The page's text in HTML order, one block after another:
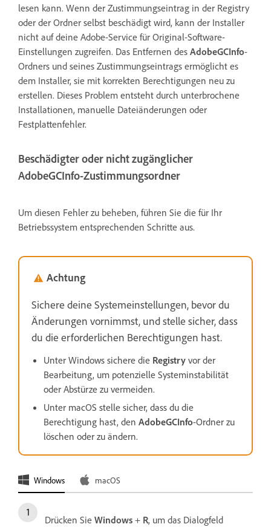
lesen kann. Wenn der Zustimmungseintrag in der Registry
oder der Ordner selbst beschädigt wird, kann der Installer
nicht auf deine Adobe-Service für Original-Software-
Einstellungen zugreifen. Das Entfernen des AdobeGCInfo-
Ordners und seines Zustimmungseintrags ermöglicht es
dem Installer, sie mit korrekten Berechtigungen neu zu
erstellen. Dieses Problem entsteht durch unterbrochene
Installationen, manuelle Dateiänderungen oder
Festplattenfehler.
Beschädigter oder nicht zugänglicher
AdobeGCInfo-Zustimmungsordner
Um diesen Fehler zu beheben, führen Sie die für Ihr
Betriebssystem entsprechenden Schritte aus.
Achtung
Sichere deine Systemeinstellungen, bevor du
Änderungen vornimmst, und stelle sicher, dass
du die erforderlichen Berechtigungen hast.
Unter Windows sichere die Registry vor der
Bearbeitung, um potenzielle Systeminstabilität
oder Abstürze zu vermeiden.
Unter macOS stelle sicher, dass du die
Berechtigung hast, den AdobeGCInfo-Ordner zu
löschen oder zu ändern.
Windows macOS
Drücken Sie Windows + R, um das Dialogfeld